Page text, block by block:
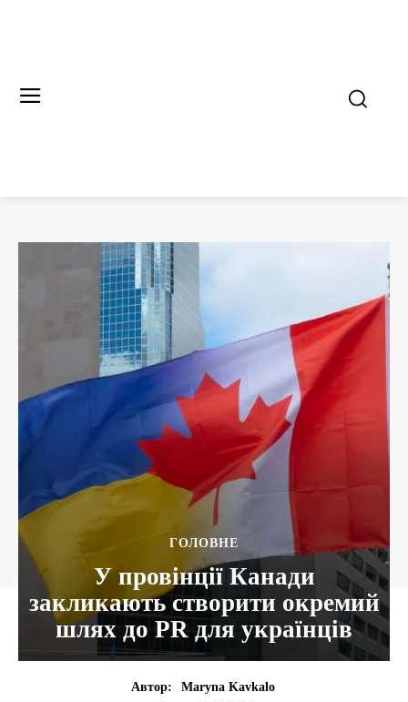
ГОЛОВНЕ
У провінції Канади
закликають створити окремий
шлях до PR для українців
Автор:
Maryna Kavkalo